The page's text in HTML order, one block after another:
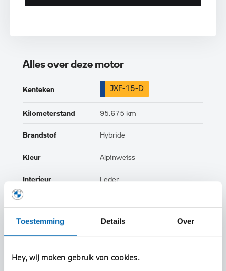
Toestemming Details Over
Hey, wij maken gebruik van cookies.
Alles over deze motor
Kenteken JXF-15-D
Kilometerstand 95.675 km
Brandstof Hybride
Kleur Alpinweiss
Interieur Leder
TOON ALLE EIGENSCHAPPEN